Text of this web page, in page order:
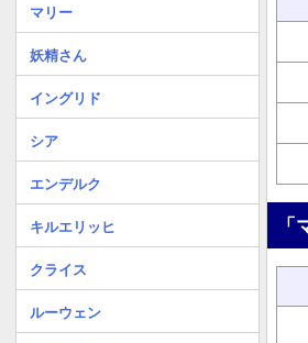
マリー
妖精さん
イングリド
シア
エンデルク
キルエリッヒ
クライス
ルーウェン